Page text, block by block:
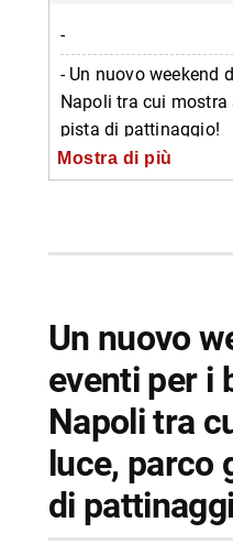
-
- Un nuovo weekend
Napoli tra cui
pista di pattinaggio!
-- La Scienza Illumina
-- Pista su ghiaccio
-- Scopri di più da
Mostra di più
Un nuovo
eventi per i
Napoli tra
luce, parco
di